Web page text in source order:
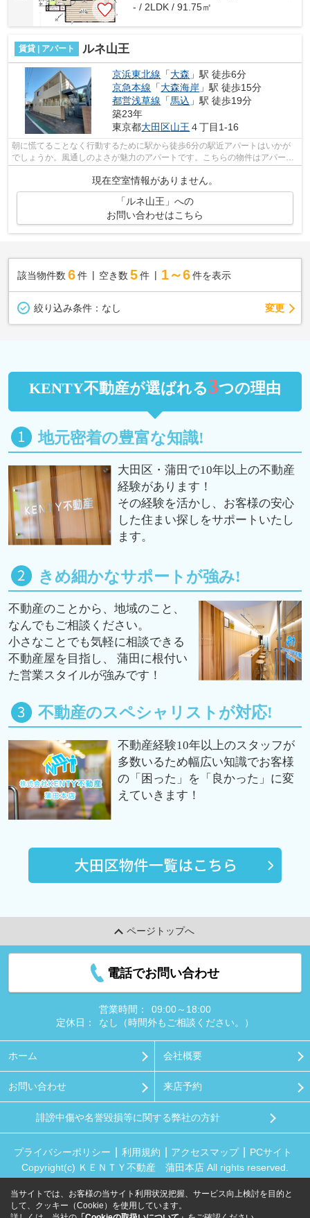
- / 2LDK / 91.75㎡
賃貸 | アパート ルネ山王
京浜東北線 「大森 」駅 徒歩6分
京急本線 「大森海岸 」駅 徒歩15分
都営浅草線 「馬込 」駅 徒歩19分
築23年
東京都大田区山王 ４丁目1-16
朝に慌てることなく行動するために駅から徒歩6分の駅近アパートはいかが
でしょうか。風通しのよさが魅力のアパートです。こちらの物件はアパート
現在空室情報がありません。
「ルネ山王」への
お問い合わせはこちら
該当物件数 6件 空き数 5 件 1～6 件を表示
絞り込み条件： なし 変更
KENTY不動産が選ばれる3つの理由
地元密着の豊富な知識!
大田区・蒲田で10年以上の不動産
経験があります！
その経験を活かし、お客様の安心
した住まい探しをサポートいたし
ます。
きめ細かなサポートが強み!
不動産のことから、地域のこと、
なんでもご相談ください。
小さなことでも気軽に相談できる
不動産屋を目指し、 蒲田に根付い
た営業スタイルが強みです！
不動産のスペシャリストが対応!
不動産経験10年以上のスタッフが
多数いるため幅広い知識でお客様
の「困った」を「良かった」に変
えていきます！
ページトップへ
電話でお問い合わせ
営業時間：
09:00～18:00
定休日：
なし（時間外もご相談ください。）
ホーム 会社概要
お問い合わせ 来店予約
誹謗中傷や名誉毀損等に関する弊社の方針
プライバシーポリシー 利用規約 アクセスマップ
PCサイト
Copyright(c) ＫＥＮＴＹ不動産 蒲田本店 All rights reserved.
当サイトでは、お客様の当サイト利用状況把握、サービス向上検討を目的と
して、クッキー（Cookie）を使用しています。